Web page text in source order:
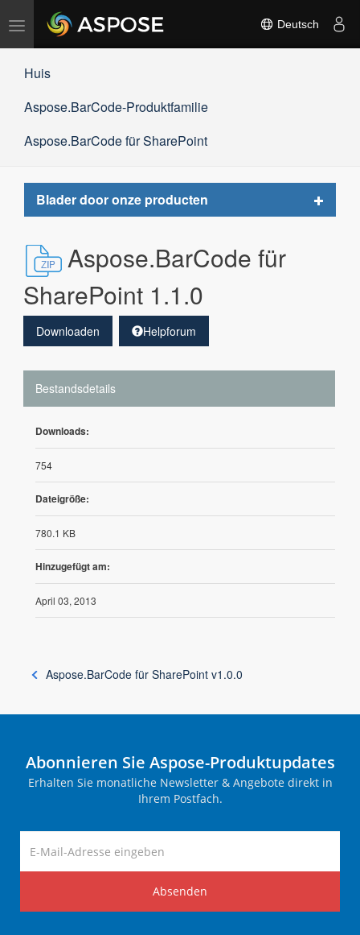
Navigation
umschalten
Deutsch
Huis
Aspose.BarCode-Produktfamilie
Aspose.BarCode für SharePoint
Blader door onze producten
Toggle
Aspose.BarCode für
SharePoint 1.1.0
Downloaden Helpforum
Bestandsdetails
Downloads:
754
Dateigröße:
780.1 KB
Hinzugefügt am:
April 03, 2013
Aspose.BarCode für SharePoint v1.0.0
Abonnieren Sie Aspose-Produktupdates
Erhalten Sie monatliche Newsletter & Angebote direkt in
Ihrem Postfach.
Absenden